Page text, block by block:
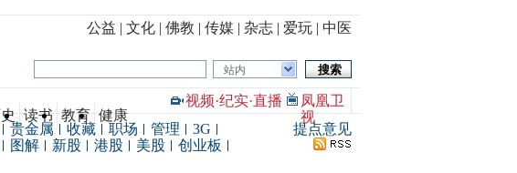
公益 | 文化 | 佛教 | 传媒 | 杂志 | 爱玩 | 中医
站内
读书 教育 健康
视频·纪实·直播
凤凰卫
视
贵金属 收藏 职场 管理
3G
图解 新股 港股 美股
创业板
提点意见